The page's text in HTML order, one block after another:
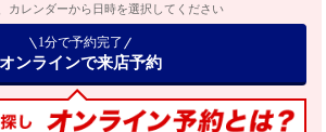
カレンダーから日時を選択してください
1分で予約完了
オンラインで来店予約